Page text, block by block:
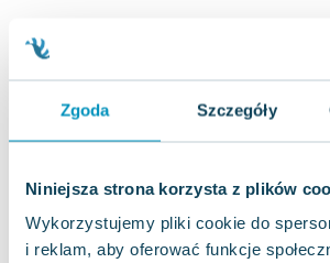
Zgoda Szczegóły
Niniejsza strona korzysta z plików
Wykorzystujemy pliki cookie do
i reklam, aby oferować funkcje
Jan Sztaudynger
Oscar Wilde
Leszek Czarnecki
Joanna Racewicz
Maria Seweryn